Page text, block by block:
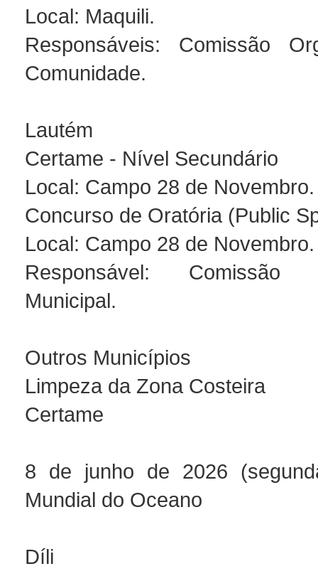
Local: Maquili.
Responsáveis: Comissão
Comunidade.
Lautém
Certame - Nível Secundário
Local: Campo 28 de Novembro.
Concurso de Oratória (Public
Local: Campo 28 de Novembro.
Responsável: Comissão
Municipal.
Outros Municípios
Limpeza da Zona Costeira
Certame
8 de junho de 2026
Mundial do Oceano
Díli